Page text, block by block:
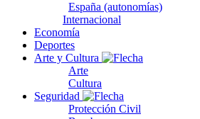
España (autonomías)
Internacional
Economía
Deportes
Arte y Cultura
Arte
Cultura
Seguridad
Protección Civil